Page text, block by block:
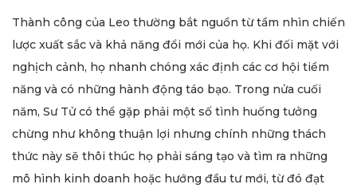
Thành công của Leo thường bắt nguồn từ tầm nhìn chiến
lược xuất sắc và khả năng đổi mới của họ. Khi đối mặt với
nghịch cảnh, họ nhanh chóng xác định các cơ hội tiềm
năng và có những hành động táo bạo. Trong nửa cuối
năm, Sư Tử có thể gặp phải một số tình huống tưởng
chừng như không thuận lợi nhưng chính những thách
thức này sẽ thôi thúc họ phải sáng tạo và tìm ra những
mô hình kinh doanh hoặc hướng đầu tư mới, từ đó đạt